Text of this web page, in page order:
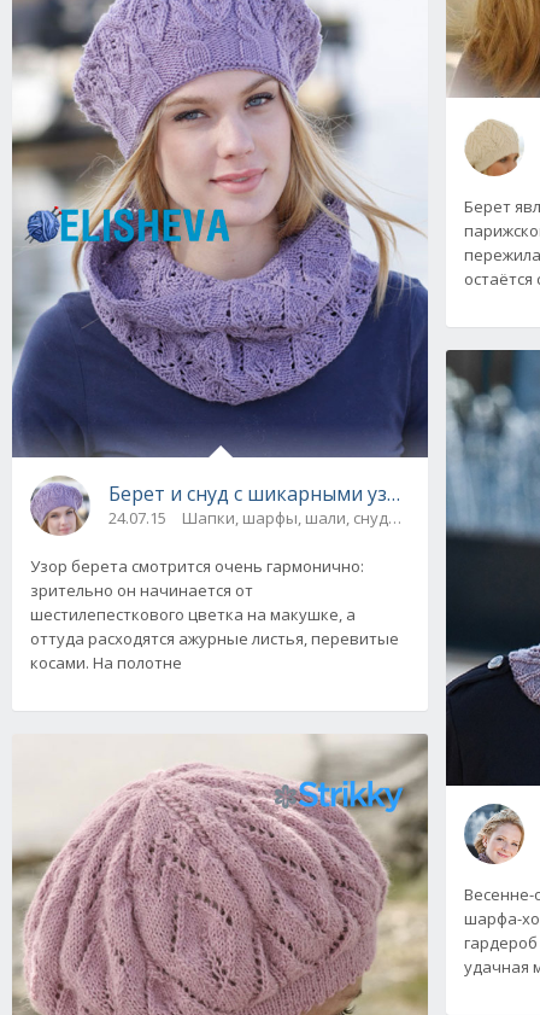
Берет и снуд с шикарными узорами,
24.07.15 Шапки, шарфы, шали, снуды и палантины
Узор берета смотрится очень гармонично:
зрительно он начинается от
шестилепесткового цветка на макушке, а
оттуда расходятся ажурные листья, перевитые
косами. На полотне
Берет
Весенне-
шарфа-
удачная